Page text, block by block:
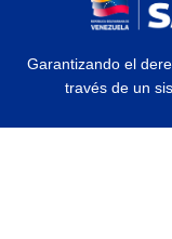
Garantizando el
través de un